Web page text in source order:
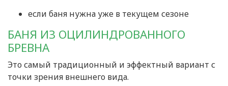
если баня нужна уже в текущем сезоне
БАНЯ ИЗ ОЦИЛИНДРОВАННОГО
БРЕВНА
Это самый традиционный и эффектный вариант с
точки зрения внешнего вида.